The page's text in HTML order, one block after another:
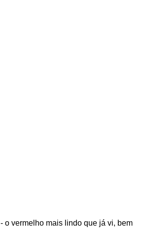
- o vermelho mais lindo que já vi, bem